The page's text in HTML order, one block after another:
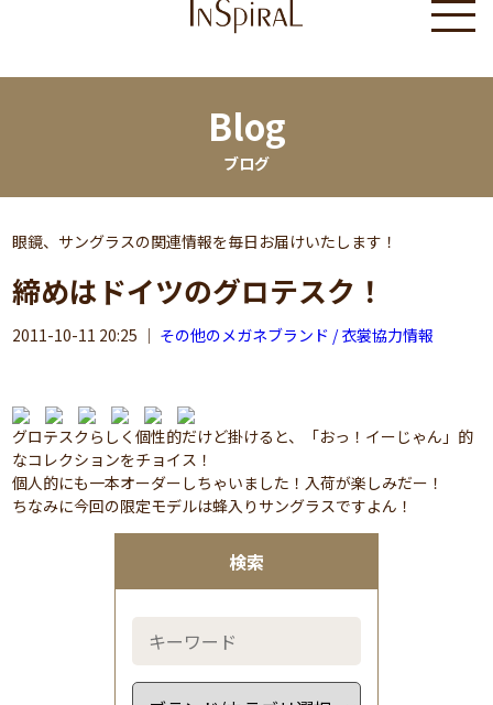
Blog
ブログ
検索
眼鏡、サングラスの関連情報を毎日お届けいたします！
締めはドイツのグロテスク！
2011-10-11 20:25 ｜ その他のメガネブランド / 衣裳協力情報
グロテスクらしく個性的だけど掛けると、「おっ！イーじゃん」的
なコレクションをチョイス！
個人的にも一本オーダーしちゃいました！入荷が楽しみだー！
ちなみに今回の限定モデルは蜂入りサングラスですよん！